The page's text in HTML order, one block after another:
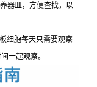
器皿，方便查找，以
细胞每天只需要观察
一起观察。